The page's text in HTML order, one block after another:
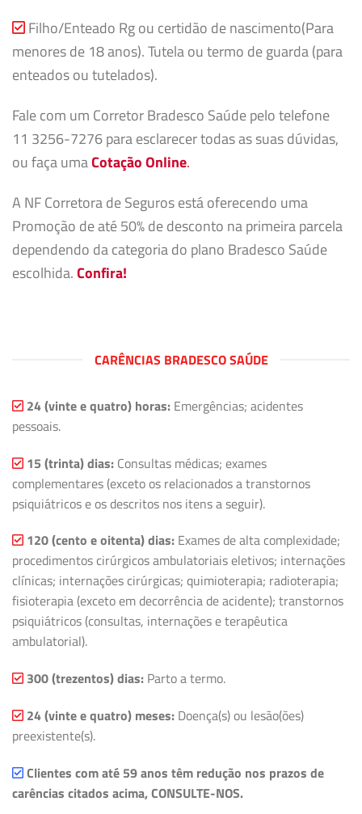
Filho/Enteado Rg ou certidão de nascimento(Para
menores de 18 anos). Tutela ou termo de guarda (para
enteados ou tutelados).
Fale com um Corretor Bradesco Saúde pelo telefone
11 3256-7276 para esclarecer todas as suas dúvidas,
ou faça umaCotação Online.
A NF Corretora de Seguros está oferecendo uma
Promoção de até 50% de desconto na primeira parcela
dependendo da categoria do plano Bradesco Saúde
escolhida.Confira!
CARÊNCIAS BRADESCO SAÚDE
24 (vinte e quatro) horas: Emergências; acidentes
pessoais.
15 (trinta) dias: Consultas médicas; exames
complementares (exceto os relacionados a transtornos
psiquiátricos e os descritos nos itens a seguir).
120 (cento e oitenta) dias: Exames de alta complexidade;
procedimentos cirúrgicos ambulatoriais eletivos; internações
clínicas; internações cirúrgicas; quimioterapia; radioterapia;
fisioterapia (exceto em decorrência de acidente); transtornos
psiquiátricos (consultas, internações e terapêutica
ambulatorial).
300 (trezentos) dias: Parto a termo.
24 (vinte e quatro) meses: Doença(s) ou lesão(ões)
preexistente(s).
Clientes com até 59 anos têm redução nos prazos de
carências citados acima, CONSULTE-NOS.